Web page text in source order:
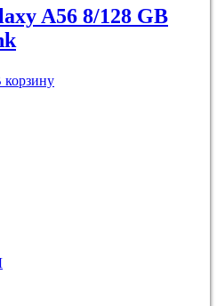
₽.
A56 8/128 GB
корзину